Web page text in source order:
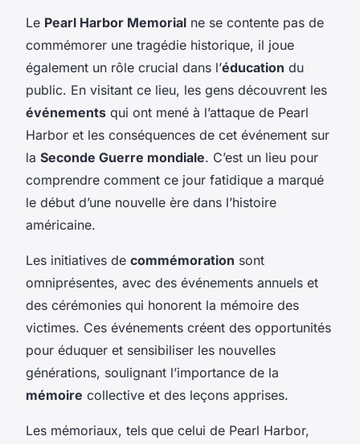
Le Pearl Harbor Memorial ne se contente pas de
commémorer une tragédie historique, il joue
également un rôle crucial dans l’éducation du
public. En visitant ce lieu, les gens découvrent les
événements qui ont mené à l’attaque de Pearl
Harbor et les conséquences de cet événement sur
la Seconde Guerre mondiale. C’est un lieu pour
comprendre comment ce jour fatidique a marqué
le début d’une nouvelle ère dans l’histoire
américaine.
Les initiatives de commémoration sont
omniprésentes, avec des événements annuels et
des cérémonies qui honorent la mémoire des
victimes. Ces événements créent des opportunités
pour éduquer et sensibiliser les nouvelles
générations, soulignant l’importance de la
mémoire collective et des leçons apprises.
Les mémoriaux, tels que celui de Pearl Harbor,